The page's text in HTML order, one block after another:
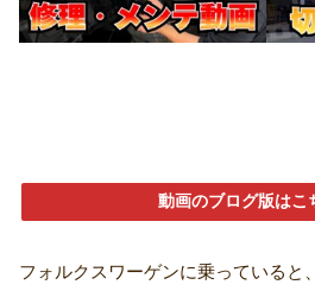
動画のブログ版はこ
フォルクスワーゲンに乗っていると